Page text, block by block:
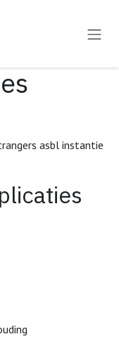
asbl instantie